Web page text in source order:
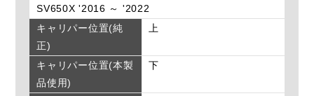
SV650X '2016 ～ '2022
キャリパー位置(純
正)
上
キャリパー位置(本製
品使用)
下